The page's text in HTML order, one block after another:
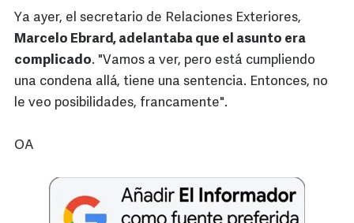
Ya ayer, el secretario de Relaciones Exteriores,
Marcelo Ebrard, adelantaba que el asunto era
complicado. "Vamos a ver, pero está cumpliendo
una condena allá, tiene una sentencia. Entonces, no
le veo posibilidades, francamente".
OA